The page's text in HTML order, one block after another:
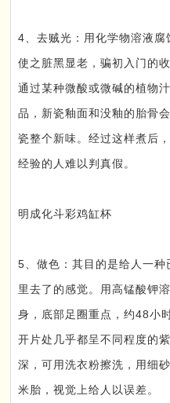
4、去贼光：用化学物溶液
使之脏黑显老，骗初入门的
通过某种微酸或微碱的植物
品，新瓷釉面和没釉的胎骨
瓷整个新味。经过这样煮后
经验的人难以判真假。
明成化斗彩鸡缸杯
5、做色：其目的是给人一
里去了的感觉。用高锰酸钾
身，底部足圈重点，约48小
开片处几乎都呈不同程度的
深，可用洗衣粉擦洗，用细
米胎，视觉上给人以误差。